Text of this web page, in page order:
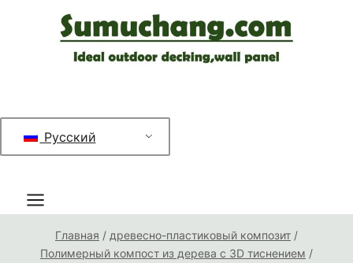
содержимому
Русский
Главная / древесно-пластиковый композит /
Полимерный компост из дерева с 3D тиснением /